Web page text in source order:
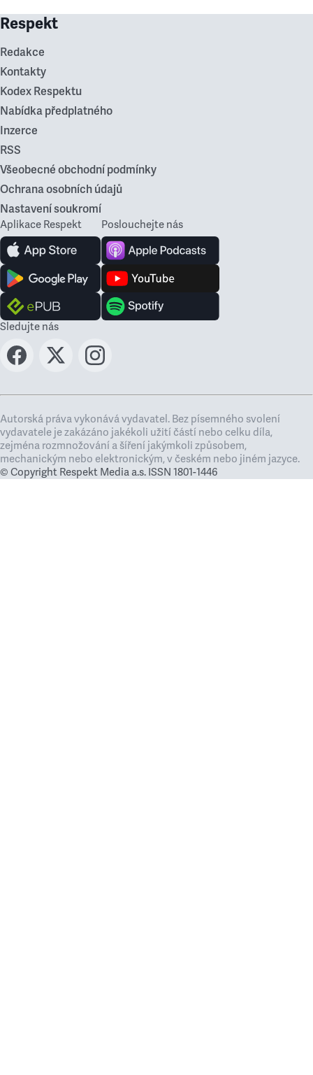
Respekt
Redakce
Kontakty
Kodex Respektu
Nabídka předplatného
Inzerce
RSS
Všeobecné obchodní podmínky
Ochrana osobních údajů
Nastavení soukromí
Aplikace Respekt Poslouchejte nás
Sledujte nás
Autorská práva vykonává vydavatel. Bez písemného svolení
vydavatele je zakázáno jakékoli užití částí nebo celku díla,
zejména rozmnožování a šíření jakýmkoli způsobem,
mechanickým nebo elektronickým, v českém nebo jiném jazyce.
© Copyright Respekt Media a.s. ISSN 1801-1446